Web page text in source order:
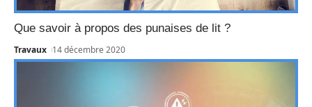
Que savoir à propos des punaises de lit ?
Travaux 14 décembre 2020